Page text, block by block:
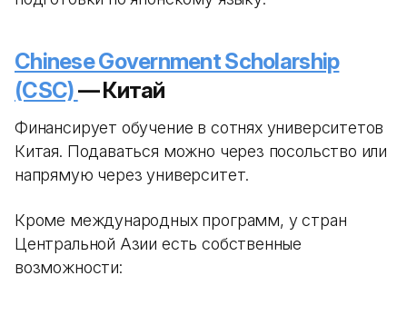
Chinese Government Scholarship
(CSC)— Китай
Финансирует обучение в сотнях университетов
Китая. Подаваться можно через посольство или
напрямую через университет.
Кроме международных программ, у стран
Центральной Азии есть собственные
возможности: